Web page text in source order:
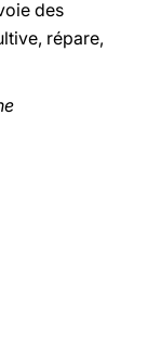
des
répare,